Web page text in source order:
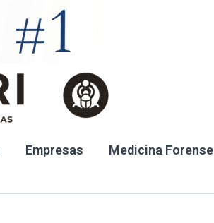
Empresas Medicina Forense